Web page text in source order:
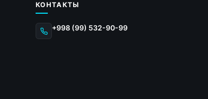
КОНТАКТЫ
+998 (99) 532-90-99